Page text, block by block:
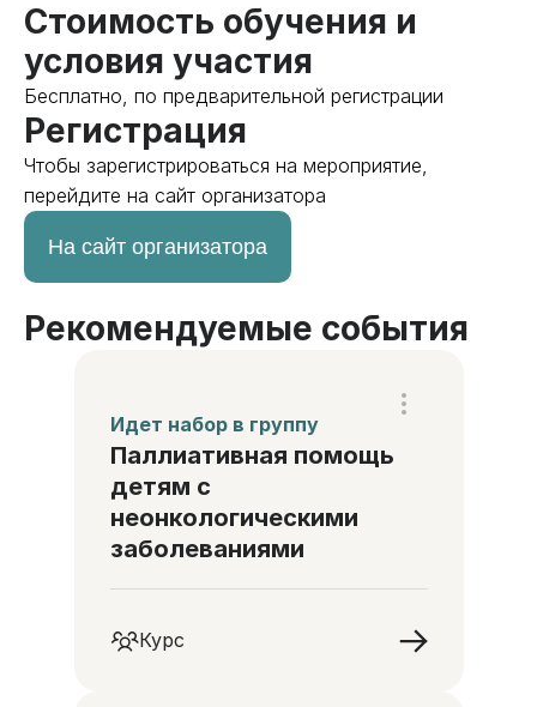
Стоимость обучения и
условия участия
Бесплатно, по предварительной регистрации
Регистрация
Чтобы зарегистрироваться на мероприятие,
перейдите на сайт организатора
На сайт организатора
Рекомендуемые события
Идет набор в группу
Паллиативная помощь
детям с
неонкологическими
заболеваниями
Курс